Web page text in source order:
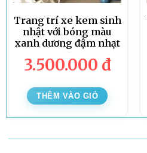
Trang trí xe kem sinh
nhật với bóng màu
xanh dương đậm nhạt
3.500.000 đ
THÊM VÀO GIỎ